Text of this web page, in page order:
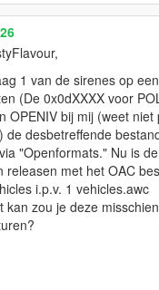
1 van de sirenes op
(De 0x0dXXXX voor
OPENIV bij mij (weet niet
de desbetreffende
"Openformats." Nu is
releasen met het OAC
i.p.v. 1 vehicles.awc
kan zou je deze